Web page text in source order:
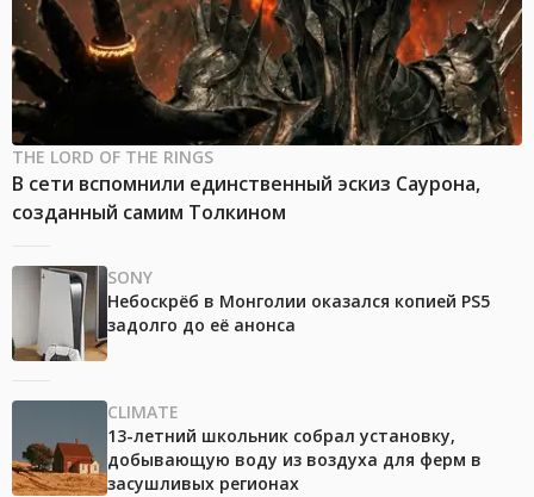
THE LORD OF THE RINGS
В сети вспомнили единственный эскиз Саурона,
созданный самим Толкином
SONY
Небоскрёб в Монголии оказался копией PS5
задолго до её анонса
CLIMATE
13-летний школьник собрал установку,
добывающую воду из воздуха для ферм в
засушливых регионах